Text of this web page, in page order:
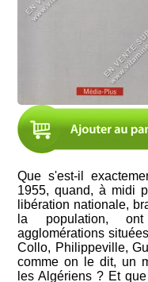
Que s'est-il
1955, quand, à midi
libération nationale,
la population,
agglomérations
Collo, Philippeville,
comme on le dit, un
les Algériens ? Et